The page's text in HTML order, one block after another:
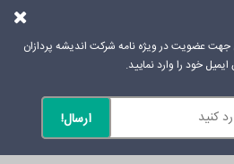
جهت عضویت در ویژه نامه شرکت اندیشه پردازان
خود را وارد نمایید.